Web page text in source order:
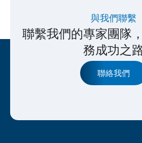
與我們聯繫
聯繫我們的專家團隊
務成功之
聯絡我們